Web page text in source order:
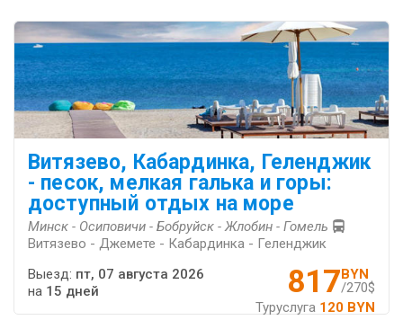
Витязево, Кабардинка, Геленджик
- песок, мелкая галька и горы:
доступный отдых на море
Минск - Осиповичи - Бобруйск - Жлобин - Гомель
Витязево - Джемете - Кабардинка - Геленджик
817 BYN
/270$
Туруслуга 120 BYN
Выезд: пт, 07 августа 2026
на 15 дней